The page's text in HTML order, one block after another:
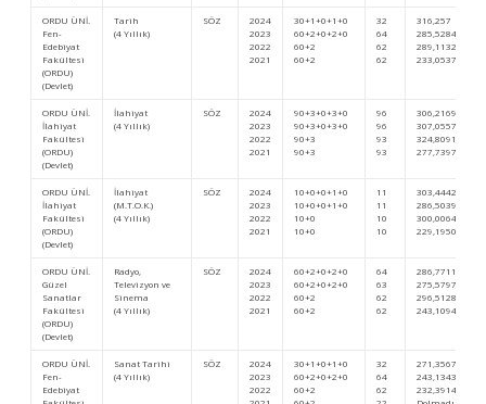
ORDU ÜNİ.
Fen-
Edebiyat
Fakültesi
(ORDU)
(Devlet)
Tarih
(4 Yıllık)
SÖZ
2024
2023
2022
2021
30+1+0+1+0
60+2+0+2+0
60+2
60+2
32
64
62
62
316,257
285,52848
289,11327
233,05372
ORDU ÜNİ.
İlahiyat
Fakültesi
(ORDU)
(Devlet)
İlahiyat
(4 Yıllık)
SÖZ
2024
2023
2022
2021
90+3+0+3+0
90+3+0+3+0
90+3
90+3
96
96
93
93
306,2169
307,05574
324,80918
277,73973
ORDU ÜNİ.
İlahiyat
Fakültesi
(ORDU)
(Devlet)
İlahiyat
(M.T.O.K.)
(4 Yıllık)
SÖZ
2024
2023
2022
2021
10+0+0+1+0
10+0+0+1+0
10+0
10+0
11
11
10
10
303,44426
286,50390
300,00649
229,19509
ORDU ÜNİ.
Güzel
Sanatlar
Fakültesi
(ORDU)
(Devlet)
Radyo,
Televizyon ve
Sinema
(4 Yıllık)
SÖZ
2024
2023
2022
2021
60+2+0+2+0
60+2+0+2+0
60+2
60+2
64
63
62
62
286,7711
275,57979
296,51283
243,10941
ORDU ÜNİ.
Fen-
Edebiyat
Sanat Tarihi
(4 Yıllık)
SÖZ
2024
2023
2022
30+1+0+1+0
60+2+0+2+0
60+2
32
64
62
271,35677
243,13430
232,39144